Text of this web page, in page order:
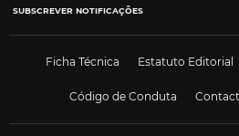
SUBSCREVER NOTIFICAÇÕES
Ficha Técnica Estatuto Editorial
Código de Conduta